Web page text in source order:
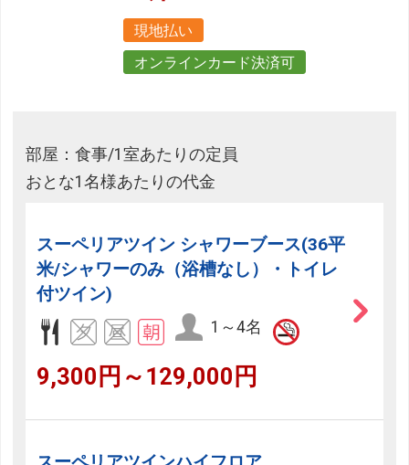
現地払い
オンラインカード決済可
部屋：食事/1室あたりの定員
おとな1名様あたりの代金
スーペリアツイン シャワーブース(36平
米/シャワーのみ（浴槽なし）・トイレ
付ツイン)
1～4名
9,300円～129,000円